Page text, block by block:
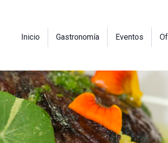
Inicio Gastronomía Eventos